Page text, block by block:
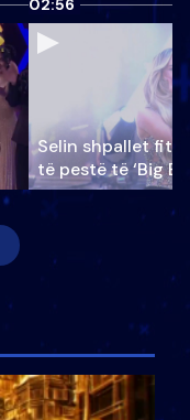
02:56
Selin shpallet
të pestë të ‘Big